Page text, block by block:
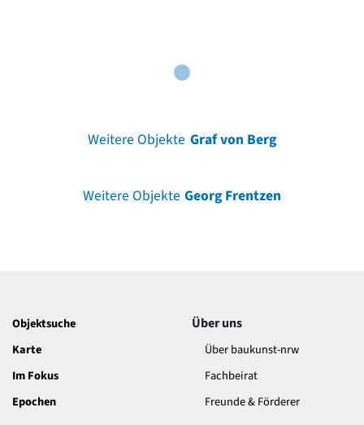
Weitere Objekte Graf von Berg
Weitere Objekte Georg Frentzen
Objektsuche
Karte
Im Fokus
Epochen
Über uns
Über baukunst-nrw
Fachbeirat
Freunde & Förderer